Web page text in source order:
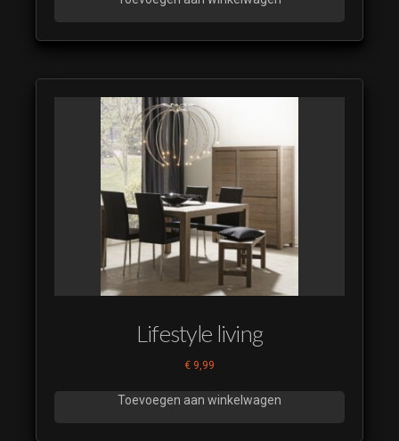
Lifestyle living
€ 9,99
Toevoegen aan winkelwagen